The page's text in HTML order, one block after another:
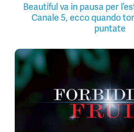
Beautiful va in pausa per
Canale 5, ecco quando
puntate